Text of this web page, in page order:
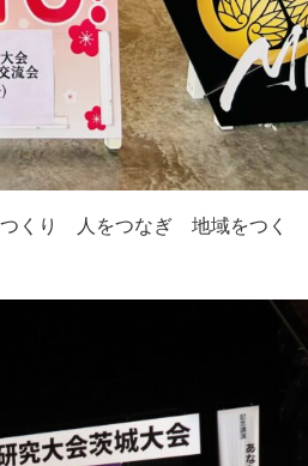
くり 人をつなぎ 地域をつく